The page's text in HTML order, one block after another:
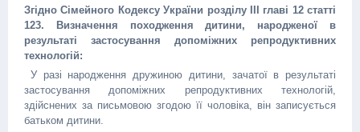
Згідно Сімейного Кодексу України розділу ІІІ главі 12 статті
123.
Визначення походження дитини, народженої в
результаті застосування допоміжних репродуктивних
технологій:
У разі народження дружиною дитини, зачатої в результаті
застосування допоміжних репродуктивних технологій,
здійснених за письмовою згодою її чоловіка, він записується
батьком дитини.